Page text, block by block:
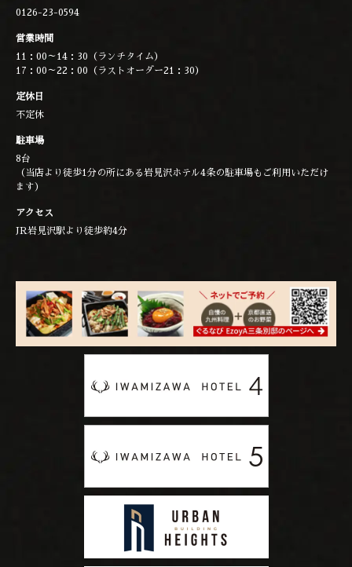
0126-23-0594
営業時間
11：00～14：30（ランチタイム）
17：00～22：00（ラストオーダー21：30）
定休日
不定休
駐車場
8台
（当店より徒歩1分の所にある岩見沢ホテル4条の駐車場もご利用いただけ
ます）
アクセス
JR岩見沢駅より徒歩約4分